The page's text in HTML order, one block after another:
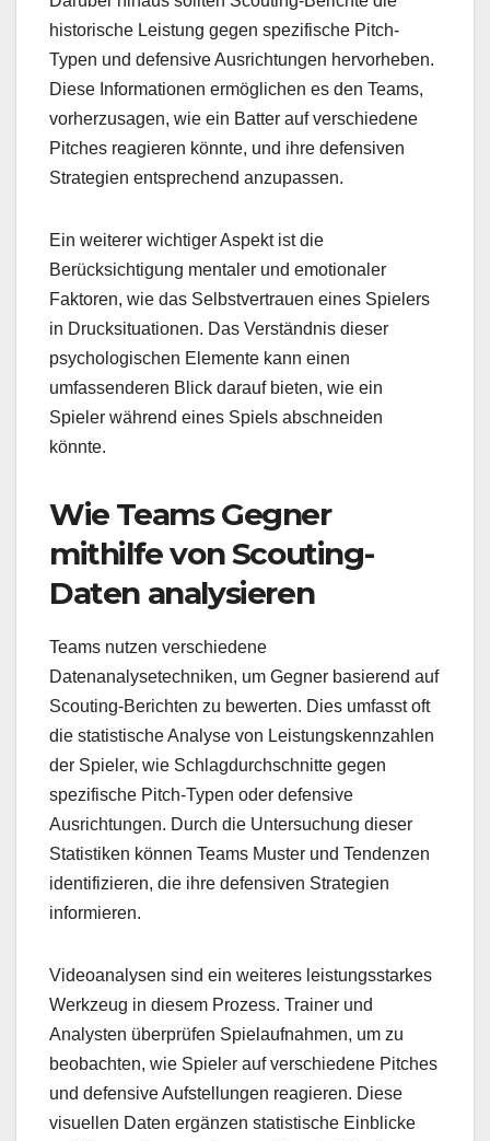
historische Leistung gegen spezifische Pitch-
Typen und defensive Ausrichtungen hervorheben.
Diese Informationen ermöglichen es den Teams,
vorherzusagen, wie ein Batter auf verschiedene
Pitches reagieren könnte, und ihre defensiven
Strategien entsprechend anzupassen.
Ein weiterer wichtiger Aspekt ist die
Berücksichtigung mentaler und emotionaler
Faktoren, wie das Selbstvertrauen eines Spielers
in Drucksituationen. Das Verständnis dieser
psychologischen Elemente kann einen
umfassenderen Blick darauf bieten, wie ein
Spieler während eines Spiels abschneiden
könnte.
Wie Teams Gegner
mithilfe von Scouting-
Daten analysieren
Teams nutzen verschiedene
Datenanalysetechniken, um Gegner basierend auf
Scouting-Berichten zu bewerten. Dies umfasst oft
die statistische Analyse von Leistungskennzahlen
der Spieler, wie Schlagdurchschnitte gegen
spezifische Pitch-Typen oder defensive
Ausrichtungen. Durch die Untersuchung dieser
Statistiken können Teams Muster und Tendenzen
identifizieren, die ihre defensiven Strategien
informieren.
Videoanalysen sind ein weiteres leistungsstarkes
Werkzeug in diesem Prozess. Trainer und
Analysten überprüfen Spielaufnahmen, um zu
beobachten, wie Spieler auf verschiedene Pitches
und defensive Aufstellungen reagieren. Diese
visuellen Daten ergänzen statistische Einblicke